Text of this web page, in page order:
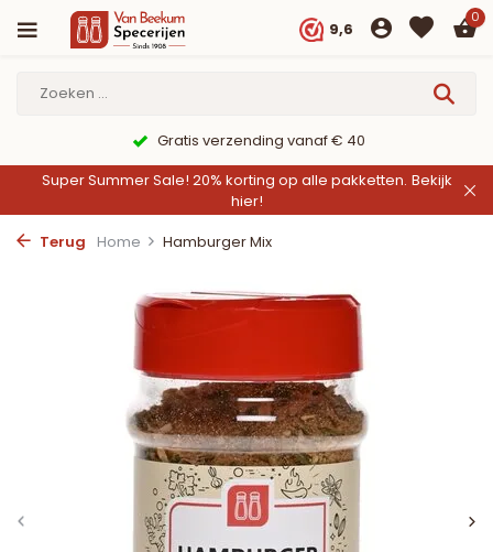
9,6
0
9,6/10 Webwinkelkeur ✔
Super Summer Sale! 20% korting op alle pakketten. Bekijk
hier!
Terug
Home Hamburger Mix